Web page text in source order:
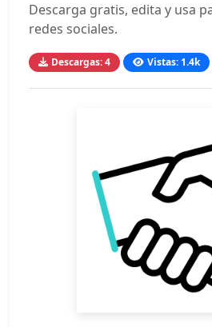
Descarga gratis, edita y usa
redes sociales.
Descargas: 4 Vistas: 1.4k